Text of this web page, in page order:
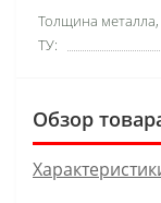
Толщина
ТУ:
Обзор